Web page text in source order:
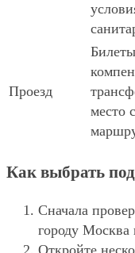
Проезд
место
Как выбрать
Сначала
городу
Откройте